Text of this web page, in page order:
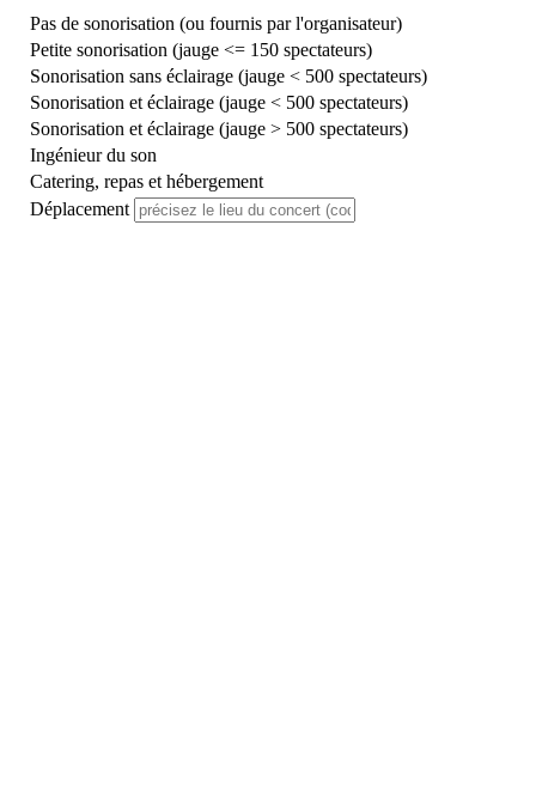
Pas de sonorisation (ou fournis par l'organisateur)
Petite sonorisation (jauge <= 150 spectateurs)
Sonorisation sans éclairage (jauge < 500 spectateurs)
Sonorisation et éclairage (jauge < 500 spectateurs)
Sonorisation et éclairage (jauge > 500 spectateurs)
Ingénieur du son
Catering, repas et hébergement
Déplacement